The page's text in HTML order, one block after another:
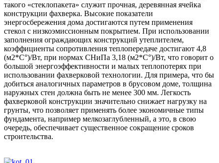
такого «стеклопакета» служит прочная, деревянная ячейка
конструкции фахверка. Высокие показатели
энергосбережения дома достигаются путем применения
стекол с низкоэмиссионным покрытием. При использовании
заполнения ограждающих конструкций утеплителем,
коэффициенты сопротивления теплопередаче достигают 4,8
(м2*С°)/Вт, при нормах СНиПа 3,18 (м2*С°)/Вт, что говорит о
большой энергоэффективности и малых теплопотерях при
использовании фахверковой технологии. Для примера, что бы
добиться аналогичных параметров в брусовом доме, толщина
наружных стен должна быть не менее 300 мм. Легкость
фахверковой конструкции значительно снижает нагрузку на
грунты, что позволяет применять более экономичные типы
фундамента, например мелкозаглубленный, а это, в свою
очередь, обеспечивает существенное сокращение сроков
строительства.